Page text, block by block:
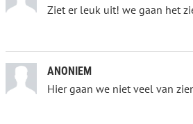
Ziet er leuk uit! we gaan het
ANONIEM
Hier gaan we niet veel van